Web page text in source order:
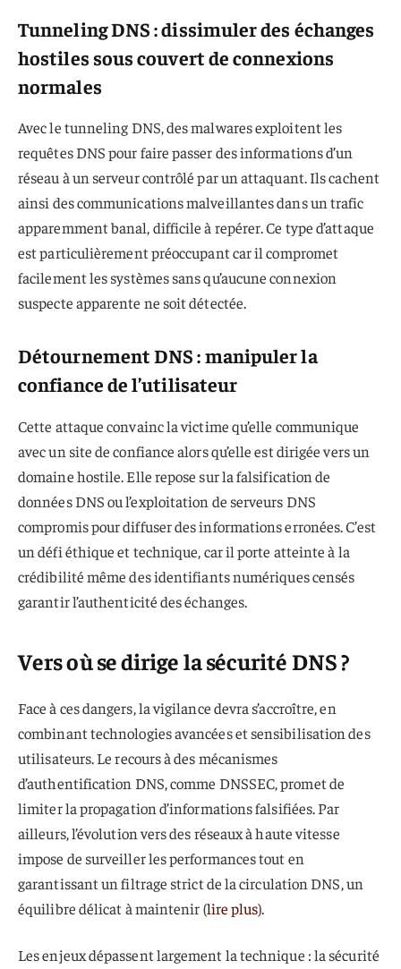
Tunneling DNS : dissimuler des échanges
hostiles sous couvert de connexions
normales
Avec le tunneling DNS, des malwares exploitent les
requêtes DNS pour faire passer des informations d’un
réseau à un serveur contrôlé par un attaquant. Ils cachent
ainsi des communications malveillantes dans un trafic
apparemment banal, difficile à repérer. Ce type d’attaque
est particulièrement préoccupant car il compromet
facilement les systèmes sans qu’aucune connexion
suspecte apparente ne soit détectée.
Détournement DNS : manipuler la
confiance de l’utilisateur
Cette attaque convainc la victime qu’elle communique
avec un site de confiance alors qu’elle est dirigée vers un
domaine hostile. Elle repose sur la falsification de
données DNS ou l’exploitation de serveurs DNS
compromis pour diffuser des informations erronées. C’est
un défi éthique et technique, car il porte atteinte à la
crédibilité même des identifiants numériques censés
garantir l’authenticité des échanges.
Vers où se dirige la sécurité DNS ?
Face à ces dangers, la vigilance devra s’accroître, en
combinant technologies avancées et sensibilisation des
utilisateurs. Le recours à des mécanismes
d’authentification DNS, comme DNSSEC, promet de
limiter la propagation d’informations falsifiées. Par
ailleurs, l’évolution vers des réseaux à haute vitesse
impose de surveiller les performances tout en
garantissant un filtrage strict de la circulation DNS, un
équilibre délicat à maintenir (lire plus).
Les enjeux dépassent largement la technique : la sécurité